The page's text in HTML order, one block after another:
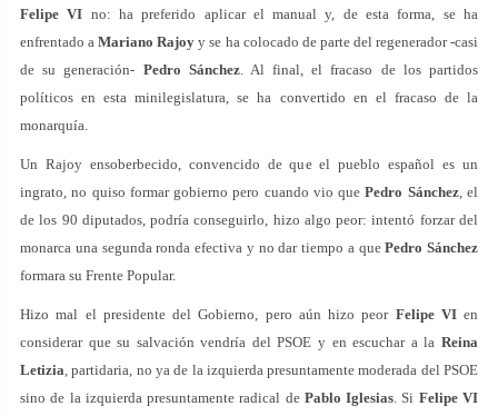
Felipe VI no: ha preferido aplicar el manual y, de esta forma, se ha
enfrentado aMariano Rajoy y se ha colocado de parte del regenerador -casi
de su generación- Pedro Sánchez. Al final, el fracaso de los partidos
políticos en esta minilegislatura, se ha convertido en el fracaso de la
monarquía.
Un Rajoy ensoberbecido, convencido de que el pueblo español es un
ingrato, no quiso formar gobierno pero cuando vio quePedro Sánchez, el
de los 90 diputados, podría conseguirlo, hizo algo peor: intentó forzar del
monarca una segunda ronda efectiva y no dar tiempo a quePedro Sánchez
formara su Frente Popular.
Hizo mal el presidente del Gobierno, pero aún hizo peor Felipe VIen
considerar que su salvación vendría del PSOE y en escuchar a la Reina
Letizia, partidaria, no ya de la izquierda presuntamente moderada del PSOE
sino de la izquierda presuntamente radical de Pablo Iglesias. Si Felipe VI